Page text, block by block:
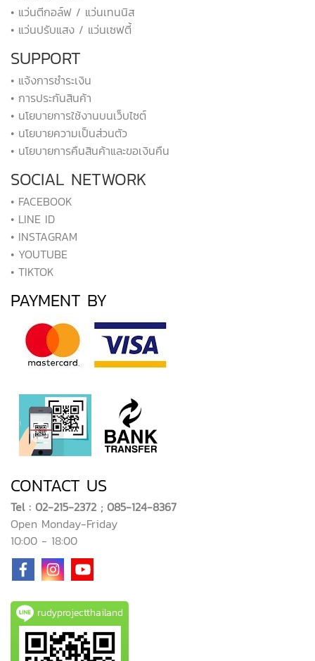
• แว่นตีกอล์ฟ / แว่นเทนนิส
• แว่นปรับแสง / แว่นเซฟตี้
SUPPORT
• แจ้งการชำระเงิน
• การประกันสินค้า
• นโยบายการใช้งานบนเว็บไซต์
• นโยบายความเป็นส่วนตัว
• นโยบายการคืนสินค้าและขอเงินคืน
SOCIAL NETWORK
• FACEBOOK
• LINE ID
• INSTAGRAM
• YOUTUBE
• TIKTOK
PAYMENT BY
CONTACT US
Tel : 02-215-2372 ; 085-124-8367
Open Monday-Friday
10:00 - 18:00
rudyprojectthailand